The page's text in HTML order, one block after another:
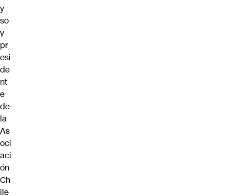
y
so
y
pr
esi
de
nt
e
de
la
As
oci
aci
ón
Ch
ile